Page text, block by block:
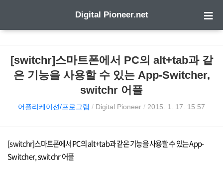
Digital Pioneer.net
[switchr]스마트폰에서 PC의 alt+tab과 같
은 기능을 사용할 수 있는 App-Switcher,
switchr 어플
어플리케이션/프로그램 / Digital Pioneer / 2015. 1. 17. 15:57
[switchr]스마트폰에서PC의alt+tab과 같은 기능을 사용할 수 있는App-
Switcher, switchr어플